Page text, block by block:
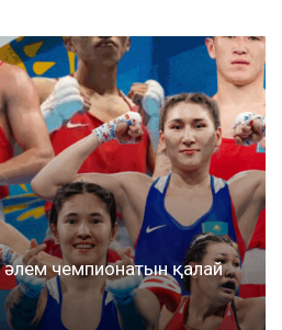
әлем чемпионатын қалай